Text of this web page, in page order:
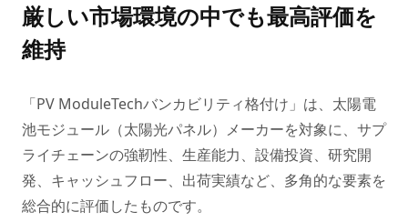
厳しい市場環境の中でも最高評価を
維持
「PV ModuleTechバンカビリティ格付け」は、太陽電
池モジュール（太陽光パネル）メーカーを対象に、サプ
ライチェーンの強靭性、生産能力、設備投資、研究開
発、キャッシュフロー、出荷実績など、多角的な要素を
総合的に評価したものです。